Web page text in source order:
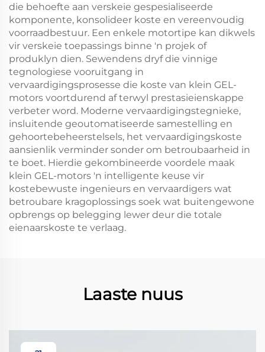
die behoefte aan verskeie gespesialiseerde
komponente, konsolideer koste en vereenvoudig
voorraadbestuur. Een enkele motortipe kan dikwels
vir verskeie toepassings binne 'n projek of
produklyn dien. Sewendens dryf die vinnige
tegnologiese vooruitgang in
vervaardigingsprosesse die koste van klein GEL-
motors voortdurend af terwyl prestasieienskappe
verbeter word. Moderne vervaardigingstegnieke,
insluitende geoutomatiseerde samestelling en
gehoortebeheerstelsels, het vervaardigingskoste
aansienlik verminder sonder om betroubaarheid in
te boet. Hierdie gekombineerde voordele maak
klein GEL-motors 'n intelligente keuse vir
kostebewuste ingenieurs en vervaardigers wat
betroubare kragoplossings soek wat buitengewone
opbrengs op belegging lewer deur die totale
eienaarskoste te verlaag.
Laaste nuus